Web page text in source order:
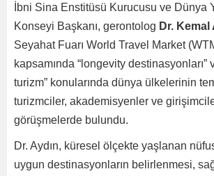
İbni Sina Enstitüsü Kurucusu ve Dünya
Konseyi Başkanı, gerontolog Dr. Kemal
Seyahat Fuarı World Travel Market
kapsamında “longevity destinasyonları”
turizm” konularında dünya ülkelerinin
turizmciler, akademisyenler ve
görüşmelerde bulundu.
Dr. Aydın, küresel ölçekte yaşlanan
uygun destinasyonların belirlenmesi,